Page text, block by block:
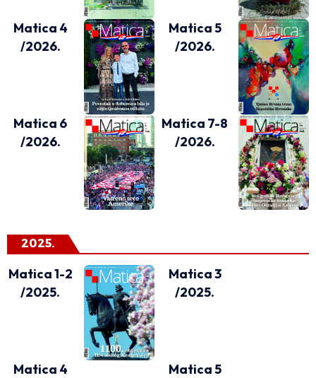
Matica 4
/2026.
Matica 5
/2026.
Matica 6
/2026.
Matica 7-8
/2026.
2025.
Matica 1-2
/2025.
Matica 3
/2025.
Matica 4
Matica 5